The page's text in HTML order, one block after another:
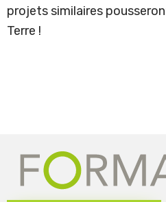
projets similaires
Terre !